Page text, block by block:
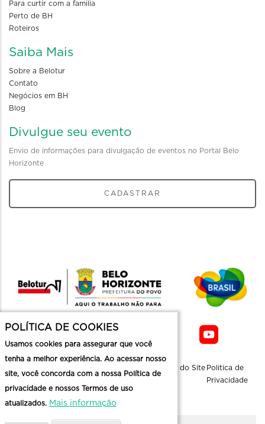
Para curtir com a familia
Perto de BH
Roteiros
Saiba Mais
Sobre a Belotur
Contato
Negócios em BH
Blog
Divulgue seu evento
Envio de informações para divulgação de eventos no Portal Belo
Horizonte
CADASTRAR
Mapa do Site Politica de
Privacidade
POLÍTICA DE COOKIES
Usamos cookies para assegurar que você
tenha a melhor experiência. Ao acessar nosso
site, você concorda com a nossa Política de
privacidade e nossos Termos de uso
atualizados. Mais informação